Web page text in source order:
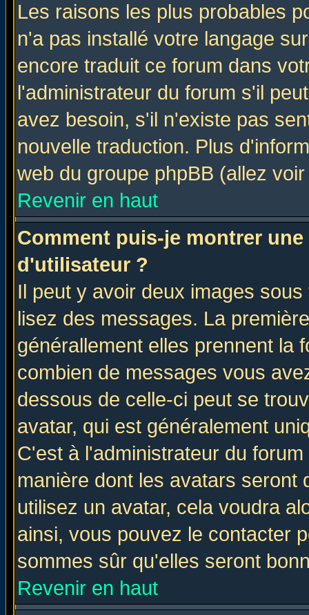
Les raisons les plus probables
n'a pas installé votre langage
encore traduit ce forum dans
l'administrateur du forum s'il
avez besoin, s'il n'existe pas
nouvelle traduction. Plus
web du groupe phpBB (allez
Revenir en haut
Comment puis-je montrer
d'utilisateur ?
Il peut y avoir deux images
lisez des messages. La
générallement elles prennent la
combien de messages vous
dessous de celle-ci peut se
avatar, qui est généralement
C'est à l'administrateur du
manière dont les avatars seront
utilisez un avatar, cela voudra
ainsi, vous pouvez le contacter
sommes sûr qu'elles seront
Revenir en haut